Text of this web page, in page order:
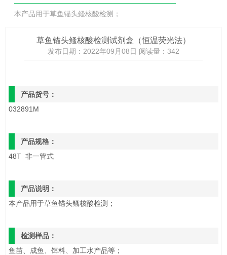
本产品用于草鱼锚头鳋核酸检测；
草鱼锚头鳋核酸检测试剂盒（恒温荧光法）
发布日期：2022年09月08日 阅读量： 342
产品货号：
032891M
产品规格：
48T非一管式
产品说明：
本产品用于草鱼锚头鳋核酸检测；
检测样品：
鱼苗、成鱼、饵料、加工水产品等；